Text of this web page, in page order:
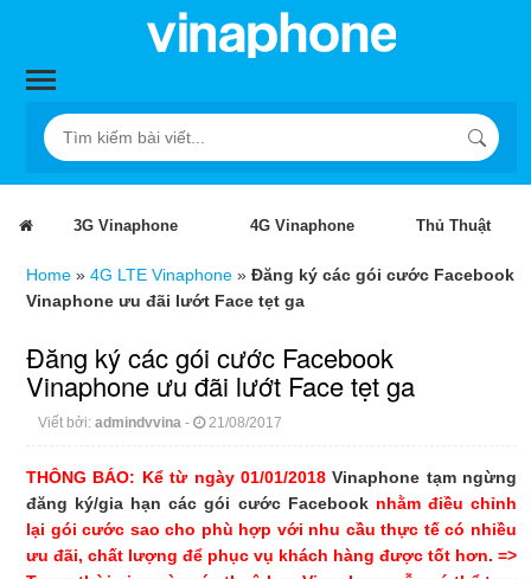
3G Vinaphone 4G Vinaphone Thủ Thuật
Home » 4G LTE Vinaphone » Đăng ký các gói cước Facebook
Vinaphone ưu đãi lướt Face tẹt ga
Đăng ký các gói cước Facebook
Vinaphone ưu đãi lướt Face tẹt ga
Viết bởi: admindvvina - 21/08/2017
THÔNG BÁO: Kể từ ngày 01/01/2018Vinaphone tạm ngừng
đăng ký/gia hạn các gói cước Facebook nhằm điều chỉnh
lại gói cước sao cho phù hợp với nhu cầu thực tế có nhiều
ưu đãi, chất lượng để phục vụ khách hàng được tốt hơn. =>